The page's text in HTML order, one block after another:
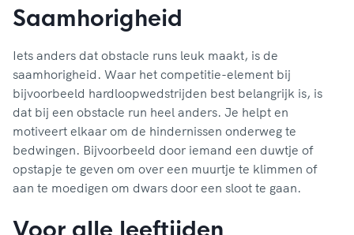
Saamhorigheid
Iets anders dat obstacle runs leuk maakt, is de
saamhorigheid. Waar het competitie-element bij
bijvoorbeeld hardloopwedstrijden best belangrijk is, is
dat bij een obstacle run heel anders. Je helpt en
motiveert elkaar om de hindernissen onderweg te
bedwingen. Bijvoorbeeld door iemand een duwtje of
opstapje te geven om over een muurtje te klimmen of
aan te moedigen om dwars door een sloot te gaan.